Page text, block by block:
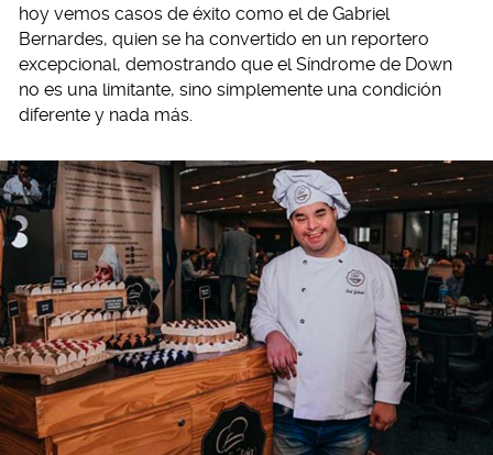
hoy vemos casos de éxito como el de Gabriel
Bernardes, quien se ha convertido en un reportero
excepcional, demostrando que el Síndrome de Down
no es una limitante, sino simplemente una condición
diferente y nada más.